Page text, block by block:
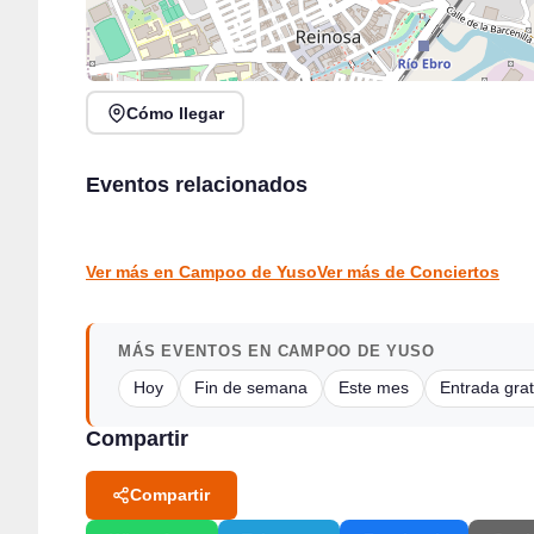
Cómo llegar
Eventos relacionados
Colindres
Barnatán
Ver más en Campoo de YusoVer más de Conciertos
MÁS EVENTOS EN CAMPOO DE YUSO
Hoy Fin de semana Este mes Entrada
Compartir
Compartir